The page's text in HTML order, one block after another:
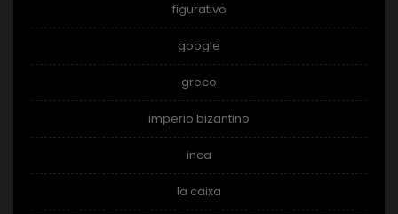
figurativo
google
greco
imperio bizantino
inca
la caixa